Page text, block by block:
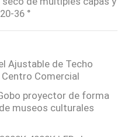
36 °
Ajustable de Techo
Centro Comercial
proyector de forma
museos culturales